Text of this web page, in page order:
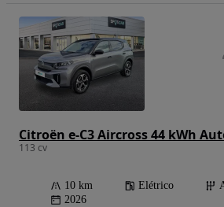
113 cv
10 km Elétrico
2026